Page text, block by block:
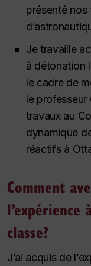
présenté nos
Je travaille
à détonation
le cadre de
le professeur
travaux au
dynamique
réactifs à
Comment
l’expérience
classe?
J’ai acquis de